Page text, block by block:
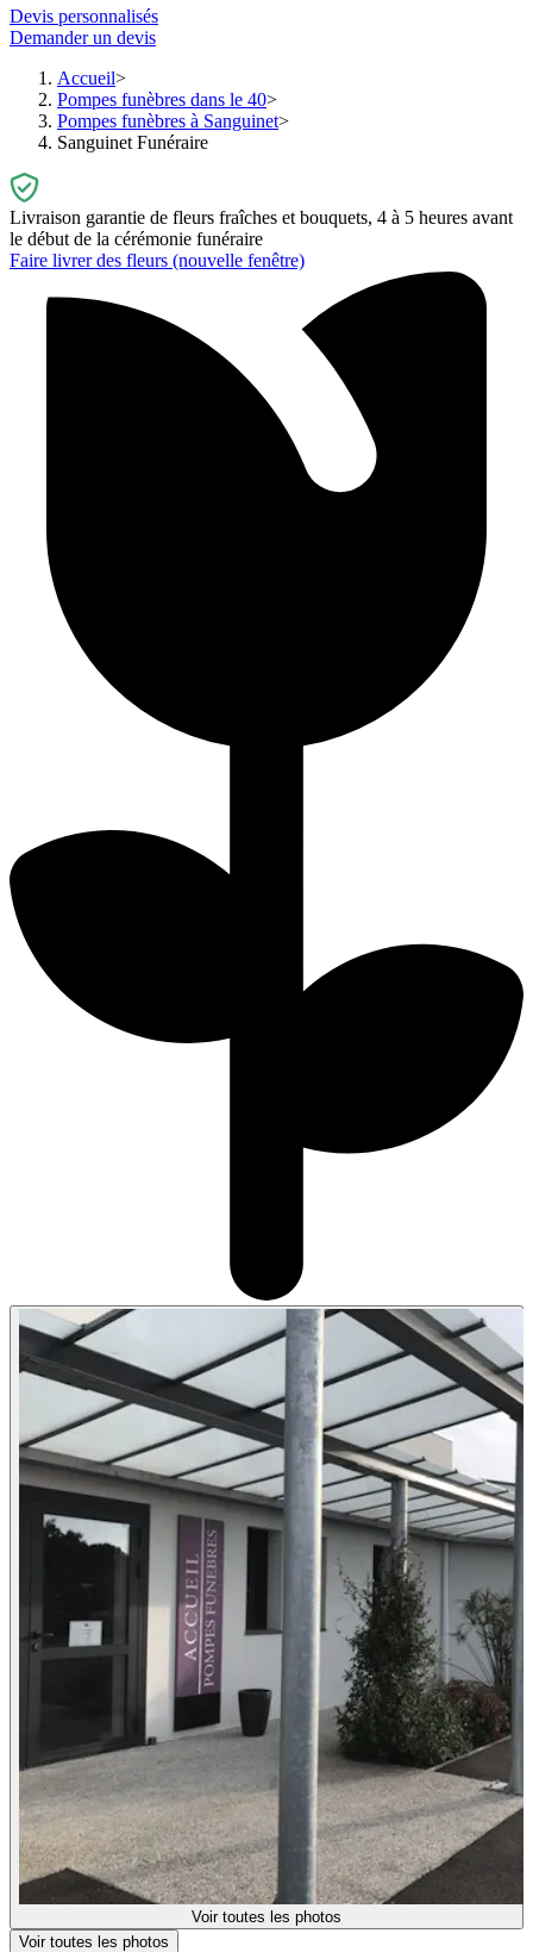
Devis personnalisés
Demander un devis
Accueil
Pompes funèbres dans le 40
Pompes funèbres à Sanguinet
Sanguinet Funéraire
Livraison garantie de fleurs fraîches et bouquets, 4 à 5 heures avant
le début de la cérémonie funéraire
Faire livrer des fleurs (nouvelle fenêtre)
Voir toutes les photos
Voir toutes les photos